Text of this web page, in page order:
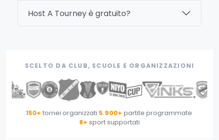
Host A Tourney è gratuito?
SCELTO DA CLUB, SCUOLE E ORGANIZZAZIONI
150+ tornei organizzati·5.900+ partite programmate·
8+ sport supportati